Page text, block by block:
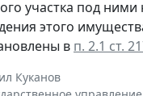
участка под ними
этого
в п. 2.1 ст.
Куканов